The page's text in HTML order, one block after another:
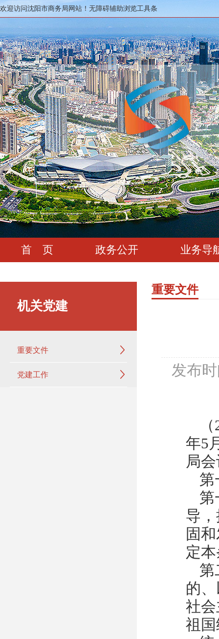
欢迎访问沈阳市商务局网站！ 无障碍辅助浏览工具条
首 页 政务公开 业务导
机关党建
重要文件
党建工作
重要文件
发布
年5
局
第
第
导
固
定
第
的
社
祖